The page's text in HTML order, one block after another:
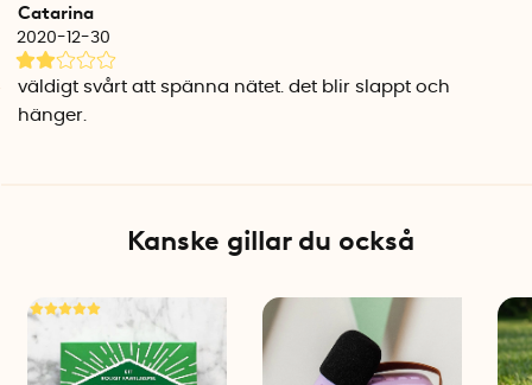
Catarina
2020-12-30
väldigt svårt att spänna nätet. det blir slappt och
hänger.
Kanske gillar du också